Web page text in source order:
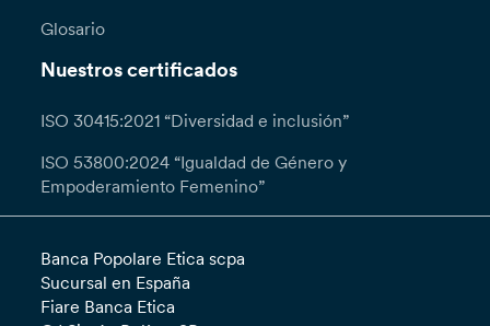
Glosario
Nuestros certificados
ISO 30415:2021 “Diversidad e inclusión”
ISO 53800:2024 “Igualdad de Género y
Empoderamiento Femenino”
Banca Popolare Etica scpa
Sucursal en España
Fiare Banca Etica